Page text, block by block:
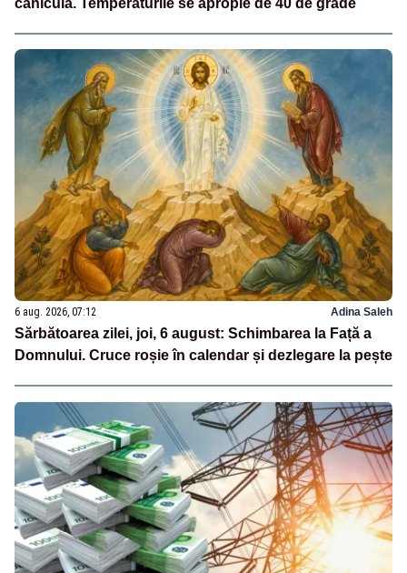
caniculă. Temperaturile se apropie de 40 de grade
6 aug. 2026, 07:12 Adina Saleh
Sărbătoarea zilei, joi, 6 august: Schimbarea la Față a
Domnului. Cruce roșie în calendar și dezlegare la pește